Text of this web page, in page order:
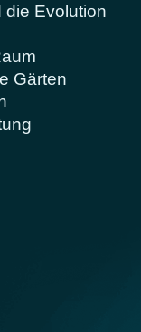
die Evolution
Gärten